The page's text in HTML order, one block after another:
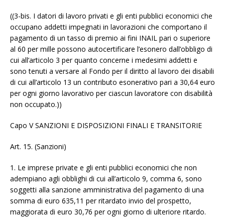
((3-bis. I datori di lavoro privati e gli enti pubblici economici che
occupano addetti impegnati in lavorazioni che comportano il
pagamento di un tasso di premio ai fini INAIL pari o superiore
al 60 per mille possono autocertificare l’esonero dall’obbligo di
cui all’articolo 3 per quanto concerne i medesimi addetti e
sono tenuti a versare al Fondo per il diritto al lavoro dei disabili
di cui all’articolo 13 un contributo esonerativo pari a 30,64 euro
per ogni giorno lavorativo per ciascun lavoratore con disabilità
non occupato.))
Capo V SANZIONI E DISPOSIZIONI FINALI E TRANSITORIE
Art. 15. (Sanzioni)
1. Le imprese private e gli enti pubblici economici che non
adempiano agli obblighi di cui all’articolo 9, comma 6, sono
soggetti alla sanzione amministrativa del pagamento di una
somma di euro 635,11 per ritardato invio del prospetto,
maggiorata di euro 30,76 per ogni giorno di ulteriore ritardo.